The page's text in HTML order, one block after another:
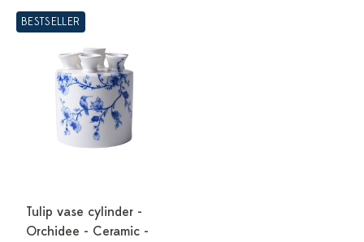
BESTSELLER
Tulip vase cylinder -
Orchidee - Ceramic -